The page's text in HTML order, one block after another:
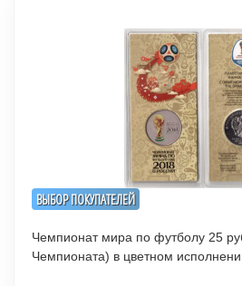
ВЫБОР ПОКУПАТЕЛЕЙ
Чемпионат мира по футболу 25
Чемпионата) в цветном